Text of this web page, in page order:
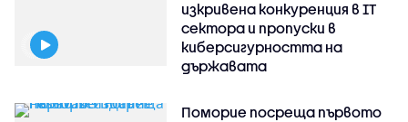
изкривена конкуренция в IT
сектора и пропуски в
киберсигурността на
държавата
Поморие посреща първото